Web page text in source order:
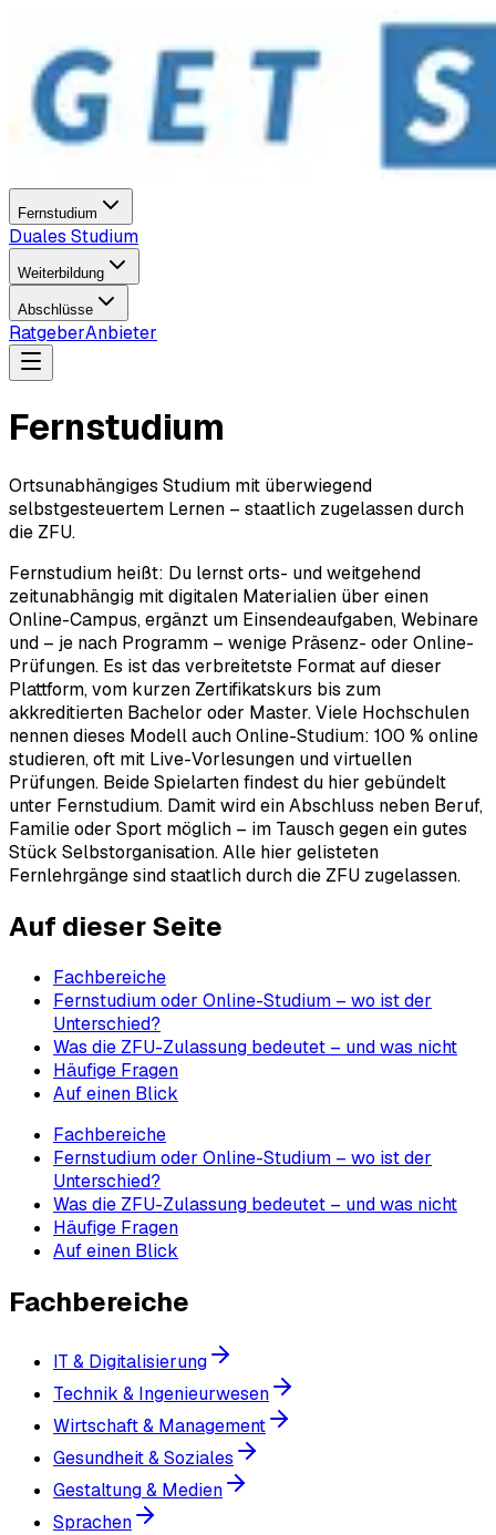
Fernstudium
Duales Studium
Weiterbildung
Abschlüsse
RatgeberAnbieter
Fernstudium
Ortsunabhängiges Studium mit überwiegend
selbstgesteuertem Lernen – staatlich zugelassen durch
die ZFU.
Fernstudium heißt: Du lernst orts- und weitgehend
zeitunabhängig mit digitalen Materialien über einen
Online-Campus, ergänzt um Einsendeaufgaben, Webinare
und – je nach Programm – wenige Präsenz- oder Online-
Prüfungen. Es ist das verbreitetste Format auf dieser
Plattform, vom kurzen Zertifikatskurs bis zum
akkreditierten Bachelor oder Master. Viele Hochschulen
nennen dieses Modell auch Online-Studium: 100 % online
studieren, oft mit Live-Vorlesungen und virtuellen
Prüfungen. Beide Spielarten findest du hier gebündelt
unter Fernstudium. Damit wird ein Abschluss neben Beruf,
Familie oder Sport möglich – im Tausch gegen ein gutes
Stück Selbstorganisation. Alle hier gelisteten
Fernlehrgänge sind staatlich durch die ZFU zugelassen.
Auf dieser Seite
Fachbereiche
Fernstudium oder Online-Studium – wo ist der
Unterschied?
Was die ZFU-Zulassung bedeutet – und was nicht
Häufige Fragen
Auf einen Blick
Fachbereiche
Fernstudium oder Online-Studium – wo ist der
Unterschied?
Was die ZFU-Zulassung bedeutet – und was nicht
Häufige Fragen
Auf einen Blick
Fachbereiche
IT & Digitalisierung
Technik & Ingenieurwesen
Wirtschaft & Management
Gesundheit & Soziales
Gestaltung & Medien
Sprachen